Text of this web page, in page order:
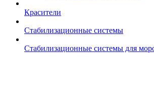
Красители
Стабилизационные системы
Стабилизационные системы для